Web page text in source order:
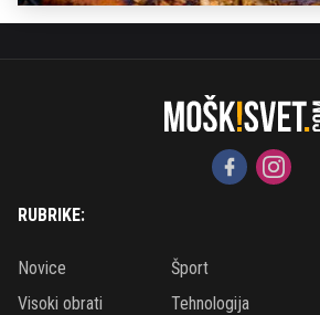
RUBRIKE:
Novice Šport
Visoki obrati
Tehnologija